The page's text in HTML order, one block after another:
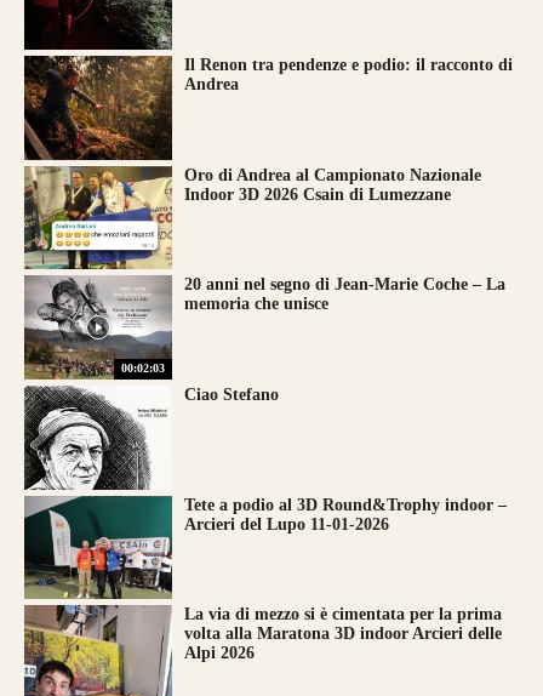
Il Renon tra pendenze e podio: il racconto di
Andrea
Oro di Andrea al Campionato Nazionale
Indoor 3D 2026 Csain di Lumezzane
00:02:03
20 anni nel segno di Jean-Marie Coche – La
memoria che unisce
Ciao Stefano
Tete a podio al 3D Round&Trophy indoor –
Arcieri del Lupo 11-01-2026
La via di mezzo si è cimentata per la prima
volta alla Maratona 3D indoor Arcieri delle
Alpi 2026